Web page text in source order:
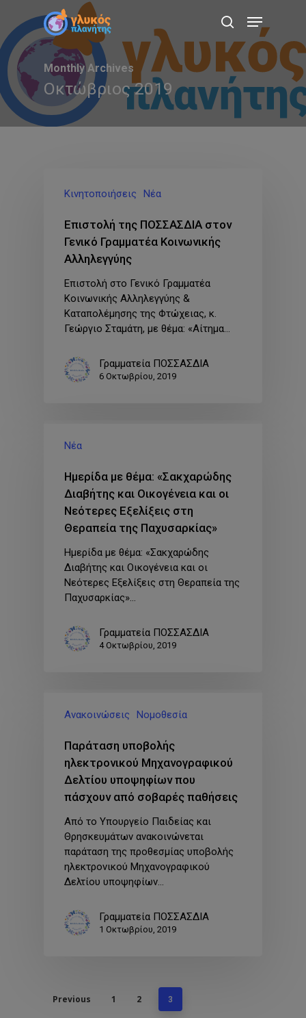
main
content
search
Menu
Monthly Archives
Οκτώβριος 2019
Κινητοποιήσεις Νέα
Επιστολή της ΠΟΣΣΑΣΔΙΑ στον
Γενικό Γραμματέα Κοινωνικής
Αλληλεγγύης
Επιστολή στο Γενικό Γραμματέα
Κοινωνικής Αλληλεγγύης &
Καταπολέμησης της Φτώχειας, κ.
Γεώργιο Σταμάτη, με θέμα: «Αίτημα…
Γραμματεία ΠΟΣΣΑΣΔΙΑ
6 Οκτωβρίου, 2019
Νέα
Ημερίδα με θέμα: «Σακχαρώδης
Διαβήτης και Οικογένεια και οι
Νεότερες Εξελίξεις στη
Θεραπεία της Παχυσαρκίας»
Ημερίδα με θέμα: «Σακχαρώδης
Διαβήτης και Οικογένεια και οι
Νεότερες Εξελίξεις στη Θεραπεία της
Παχυσαρκίας»…
Γραμματεία ΠΟΣΣΑΣΔΙΑ
4 Οκτωβρίου, 2019
Ανακοινώσεις Νομοθεσία
Παράταση υποβολής
ηλεκτρονικού Μηχανογραφικού
Δελτίου υποψηφίων που
πάσχουν από σοβαρές παθήσεις
Από το Υπουργείο Παιδείας και
Θρησκευμάτων ανακοινώνεται
παράταση της προθεσμίας υποβολής
ηλεκτρονικού Μηχανογραφικού
Δελτίου υποψηφίων…
Γραμματεία ΠΟΣΣΑΣΔΙΑ
1 Οκτωβρίου, 2019
Previous 1 2 3